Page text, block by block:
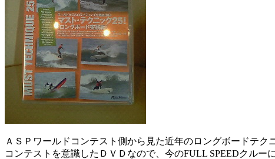
ＡＳＰワールドコンテスト側から見た近年のロングボードテク
コンテストを意識したＤＶＤなので、今のFULL SPEEDクルー